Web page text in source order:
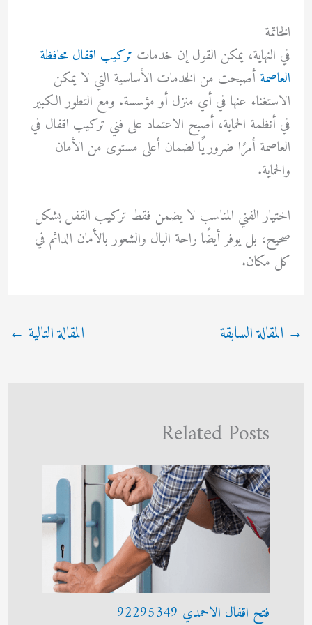
الخاتمة
في النهاية، يمكن القول إن خدمات تركيب اقفال محافظة
العاصمة أصبحت من الخدمات الأساسية التي لا يمكن
الاستغناء عنها في أي منزل أو مؤسسة. ومع التطور الكبير
في أنظمة الحماية، أصبح الاعتماد على فني تركيب اقفال في
العاصمة أمرًا ضروريًا لضمان أعلى مستوى من الأمان
والحماية.
اختيار الفني المناسب لا يضمن فقط تركيب القفل بشكل
صحيح، بل يوفر أيضًا راحة البال والشعور بالأمان الدائم في
كل مكان.
→ المقالة السابقة المقالة التالية ←
Related Posts
فتح اقفال الاحمدي 92295349